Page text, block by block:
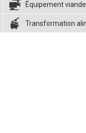
Équipement viande